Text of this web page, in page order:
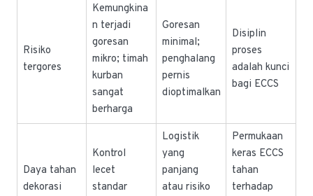
Risiko
tergores
Kemungkina
n terjadi
goresan
mikro; timah
kurban
sangat
berharga
Goresan
minimal;
penghalang
pernis
dioptimalkan
Disiplin
proses
adalah kunci
bagi ECCS
Daya tahan
dekorasi
Kontrol
lecet
standar
Logistik
yang
panjang
atau risiko
Permukaan
keras ECCS
tahan
terhadap